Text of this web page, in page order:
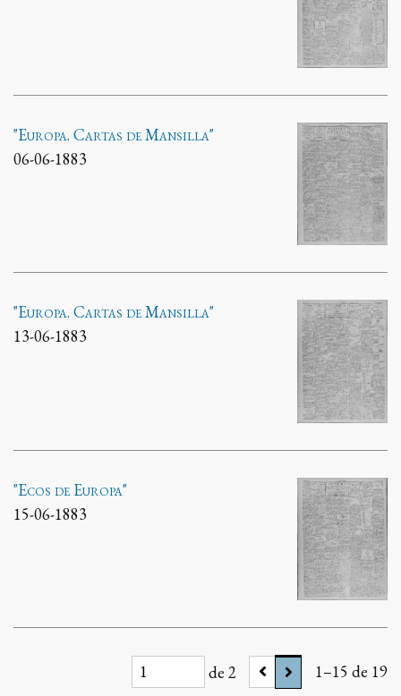
"Europa. Cartas de Mansilla"
06-06-1883
"Europa. Cartas de Mansilla"
13-06-1883
"Ecos de Europa"
15-06-1883
de 2 1–15 de 19